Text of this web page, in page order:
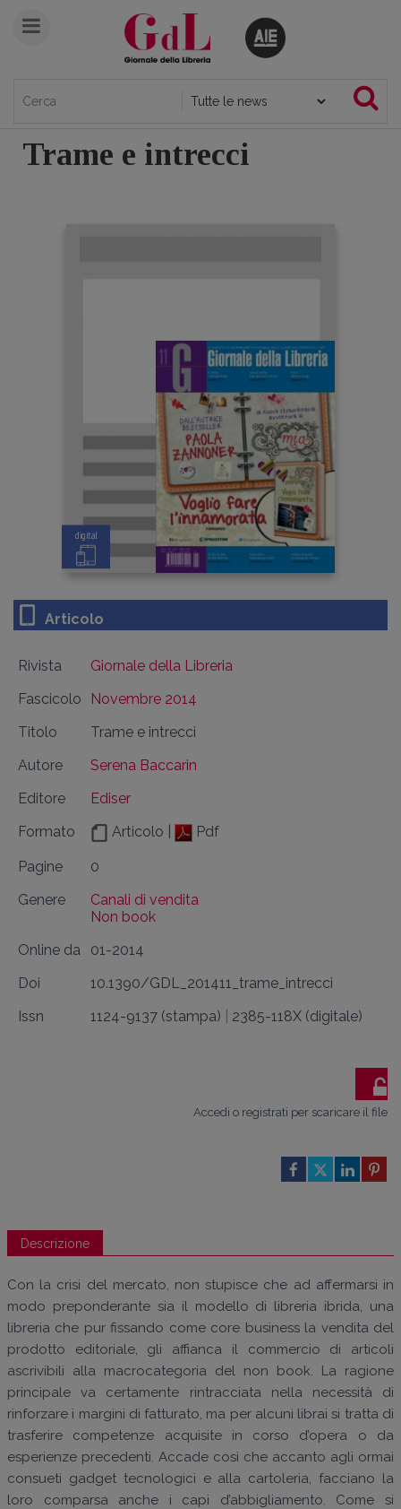
Trame e intrecci
digital
Articolo
Rivista
Giornale della Libreria
Fascicolo
Novembre 2014
Titolo
Trame e intrecci
Autore
Serena Baccarin
Editore
Ediser
Formato
Articolo | Pdf
Pagine
0
Genere
Canali di vendita
Non book
Online da
01-2014
Doi
10.1390/GDL_201411_trame_intrecci
Issn
1124-9137 (stampa) 2385-118X (digitale)
Accedi o registrati per scaricare il file
Descrizione
Con la crisi del mercato, non stupisce che ad affermarsi in
modo preponderante sia il modello di libreria ibrida, una
libreria che pur fissando come core business la vendita del
prodotto editoriale, gli affianca il commercio di articoli
ascrivibili alla macrocategoria del non book. La ragione
principale va certamente rintracciata nella necessità di
rinforzare i margini di fatturato, ma per alcuni librai si tratta di
trasferire competenze acquisite in corso d’opera o da
esperienze precedenti. Accade così che accanto agli ormai
consueti gadget tecnologici e alla cartoleria, facciano la
loro comparsa anche i capi d’abbigliamento. Come si